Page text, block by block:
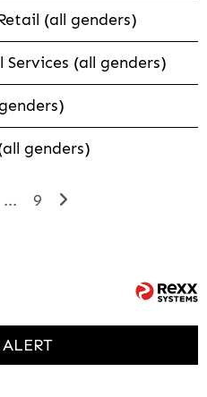
(all genders)
(all genders)
genders)
... 9
ALERT